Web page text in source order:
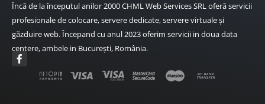
Încă de la începutul anilor 2000 CHML Web Services SRL oferă servicii
profesionale de colocare, servere dedicate, servere virtuale și
găzduire web. Începand cu anul 2023 oferim servicii in doua data
centere, ambele in București, România.
F
a